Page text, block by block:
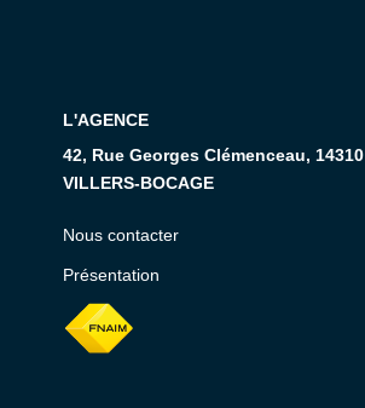
L'AGENCE
42, Rue Georges Clémenceau, 14310
VILLERS-BOCAGE
Nous contacter
Présentation